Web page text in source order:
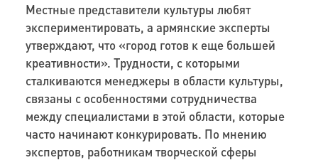
Местные представители культуры любят
экспериментировать, а армянские эксперты
утверждают, что «город готов к еще большей
креативности». Трудности, с которыми
сталкиваются менеджеры в области культуры,
связаны с особенностями сотрудничества
между специалистами в этой области, которые
часто начинают конкурировать. По мнению
экспертов, работникам творческой сферы